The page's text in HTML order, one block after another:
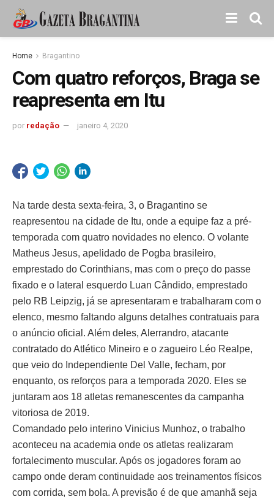
Home Bragantino
Com quatro reforços, Braga se
reapresenta em Itu
por redação janeiro 4, 2020
Na tarde desta sexta-feira, 3, o Bragantino se
reapresentou na cidade de Itu, onde a equipe faz a pré-
temporada com quatro novidades no elenco. O volante
Matheus Jesus, apelidado de Pogba brasileiro,
emprestado do Corinthians, mas com o preço do passe
fixado e o lateral esquerdo Luan Cândido, emprestado
pelo RB Leipzig, já se apresentaram e trabalharam com o
elenco, mesmo faltando alguns detalhes contratuais para
o anúncio oficial. Além deles, Alerrandro, atacante
contratado do Atlético Mineiro e o zagueiro Léo Realpe,
que veio do Independiente Del Valle, fecham, por
enquanto, os reforços para a temporada 2020. Eles se
juntaram aos 18 atletas remanescentes da campanha
vitoriosa de 2019.
Comandado pelo interino Vinicius Munhoz, o trabalho
aconteceu na academia onde os atletas realizaram
fortalecimento muscular. Após os jogadores foram ao
campo onde deram continuidade aos treinamentos físicos
com corrida, sem bola. A previsão é de que amanhã seja